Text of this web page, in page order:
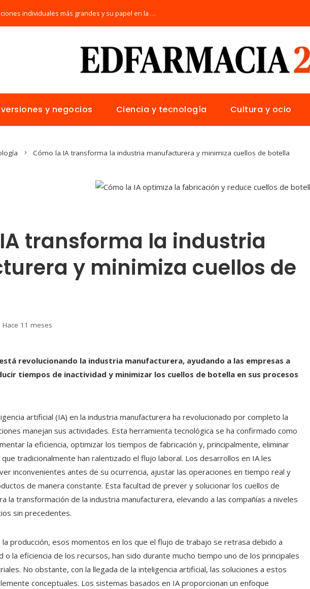
Las 15 donaciones individuales más grandes y su papel en la solución de crisis globales
y negocios Ciencia y tecnología Cultura y ocio
Cómo la IA transforma la industria manufacturera y minimiza cuellos de botella
transforma la industria
y minimiza cuellos de
Hace 11 meses
revolucionando la industria manufacturera, ayudando a las empresas a
tiempos de inactividad y minimizar los cuellos de botella en sus procesos
artificial (IA) en la industria manufacturera ha revolucionado por completo la
manejan sus actividades. Esta herramienta tecnológica se ha confirmado como
la eficiencia, optimizar los tiempos de fabricación y, principalmente, eliminar
tradicionalmente han ralentizado el flujo laboral. Los desarrollos en IA les
inconvenientes antes de su ocurrencia, ajustar las operaciones en tiempo real y
de manera constante. Esta facultad de prever y solucionar los cuellos de
la transformación de la industria manufacturera, elevando a las compañías a niveles
sin precedentes.
la producción, esos momentos en los que el flujo de trabajo se retrasa debido a
o la eficiencia de los recursos, han sido durante mucho tiempo uno de los principales
No obstante, con la llegada de la inteligencia artificial, las soluciones a estos
conceptuales. Los sistemas basados en IA proporcionan un enfoque